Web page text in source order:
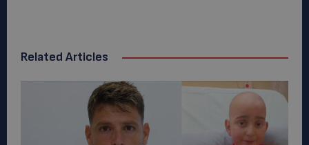
Related Articles